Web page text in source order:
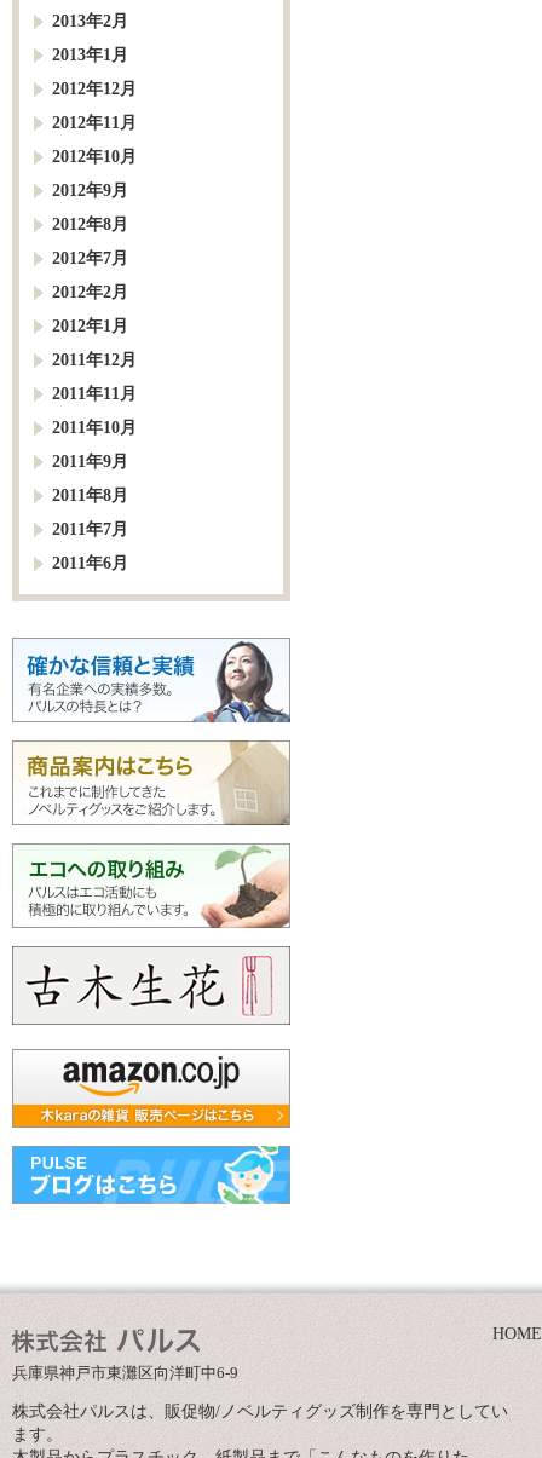
2013年2月
2013年1月
2012年12月
2012年11月
2012年10月
2012年9月
2012年8月
2012年7月
2012年2月
2012年1月
2011年12月
2011年11月
2011年10月
2011年9月
2011年8月
2011年7月
2011年6月
兵庫県神戸市東灘区向洋町中6-9
HOME
株式会社パルスは、販促物/ノベルティグッズ制作を専門としてい
ます。